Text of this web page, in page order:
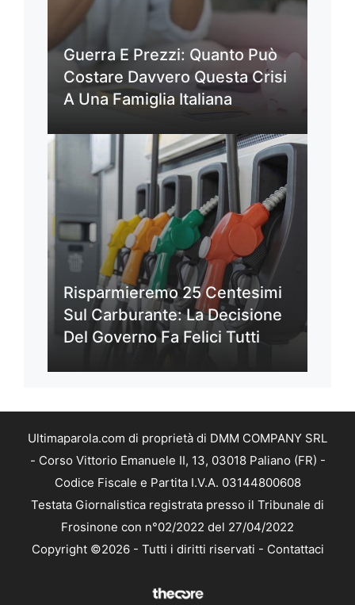
Guerra E Prezzi: Quanto Può
Costare Davvero Questa Crisi
A Una Famiglia Italiana
Risparmieremo 25 Centesimi
Sul Carburante: La Decisione
Del Governo Fa Felici Tutti
Ultimaparola.com di proprietà di DMM COMPANY SRL
- Corso Vittorio Emanuele II, 13, 03018 Paliano (FR) -
Codice Fiscale e Partita I.V.A. 03144800608
Testata Giornalistica registrata presso il Tribunale di
Frosinone con n°02/2022 del 27/04/2022
Copyright ©2026 - Tutti i diritti riservati - Contattaci